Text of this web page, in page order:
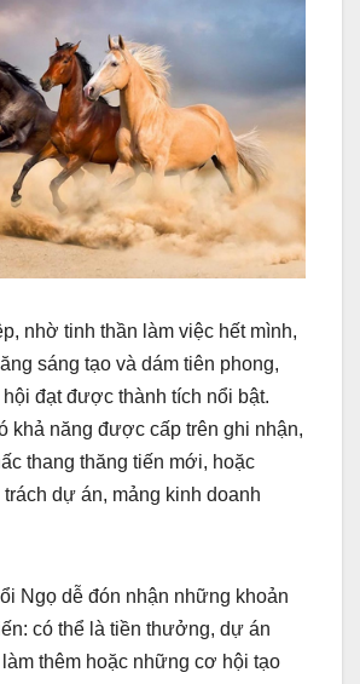
nhờ tinh thần làm việc hết mình,
sáng tạo và dám tiên phong,
đạt được thành tích nổi bật.
khả năng được cấp trên ghi nhận,
thang thăng tiến mới, hoặc
dự án, mảng kinh doanh
Ngọ dễ đón nhận những khoản
có thể là tiền thưởng, dự án
thêm hoặc những cơ hội tạo